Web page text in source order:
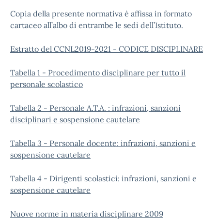
Copia della presente normativa è affissa in formato
cartaceo all’albo di entrambe le sedi dell’Istituto.
Estratto del CCNL2019-2021 - CODICE DISCIPLINARE
Tabella 1 - Procedimento disciplinare per tutto il
personale scolastico
Tabella 2 - Personale A.T.A. : infrazioni, sanzioni
disciplinari e sospensione cautelare
Tabella 3 - Personale docente: infrazioni, sanzioni e
sospensione cautelare
Tabella 4 - Dirigenti scolastici: infrazioni, sanzioni e
sospensione cautelare
Nuove norme in materia disciplinare 2009